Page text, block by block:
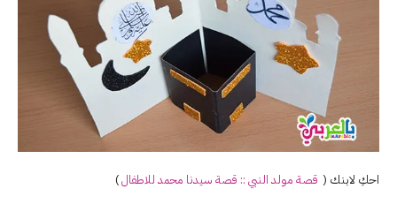
احكِ لابنك ( قصة مولد النبي :: قصة سيدنا محمد للاطفال)